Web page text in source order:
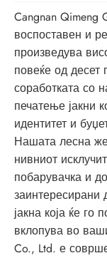
Cangnan Qimeng
воспоставен и
произведува
повеќе од
соработката со
печатење јакни
идентитет и
Нашата лесна
нивниот
побарувачка и
заинтересирани
јакна која ќе
вклопува во
Co., Ltd. е